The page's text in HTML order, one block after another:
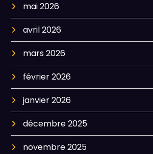
mai 2026
avril 2026
mars 2026
février 2026
janvier 2026
décembre 2025
novembre 2025